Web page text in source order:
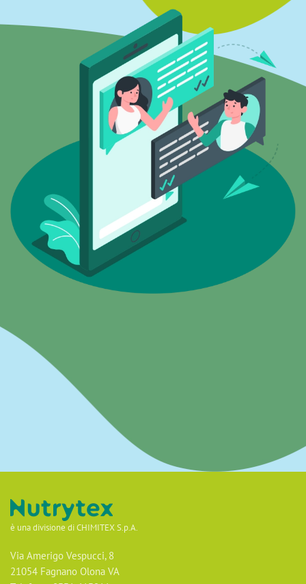
è una divisione di CHIMITEX S.p.A.
Via Amerigo Vespucci, 8
21054 Fagnano Olona VA